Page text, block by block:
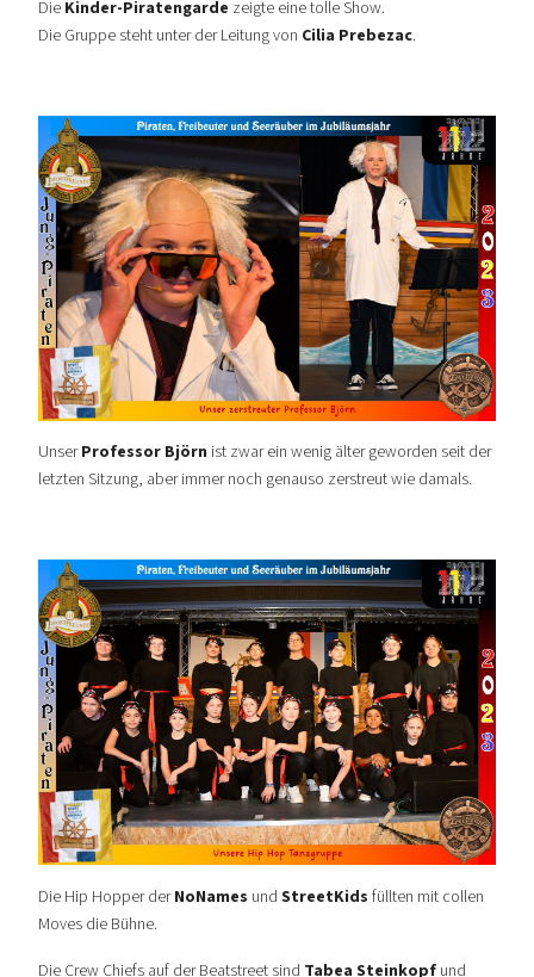
Die Kinder-Piratengarde zeigte eine tolle Show.
Die Gruppe steht unter der Leitung von Cilia Prebezac.
UnserProfessor Björn ist zwar ein wenig älter geworden seit der
letzten Sitzung, aber immer noch genauso zerstreut wie damals.
Die Hip Hopper derNoNames und StreetKids füllten mit collen
Moves die Bühne.
Die Crew Chiefs auf der Beatstreet sind Tabea Steinkopf und